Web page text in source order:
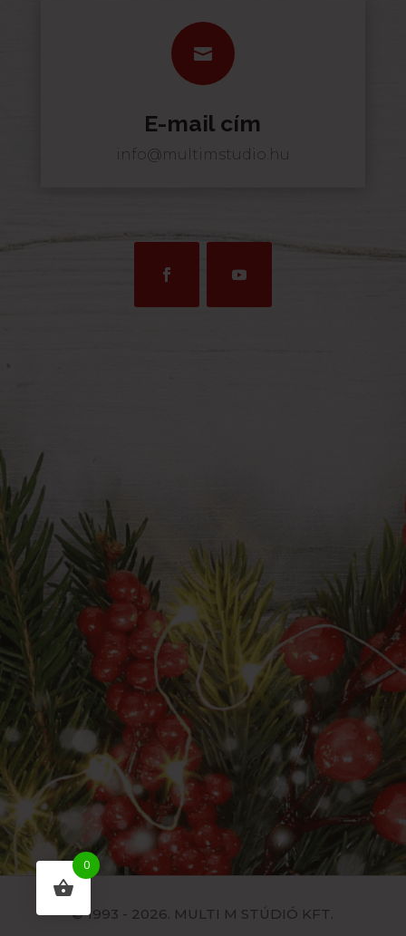

E-mail cím
info@multimstudio.hu
© 1993 - 2026. MULTI M STÚDIÓ KFT.
0